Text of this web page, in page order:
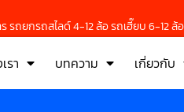
รถยกรถสไลด์ 4-12 ล้อ รถเฮี๊ยบ 6-12 ล้
รา บทความ เกี่ยวกับ